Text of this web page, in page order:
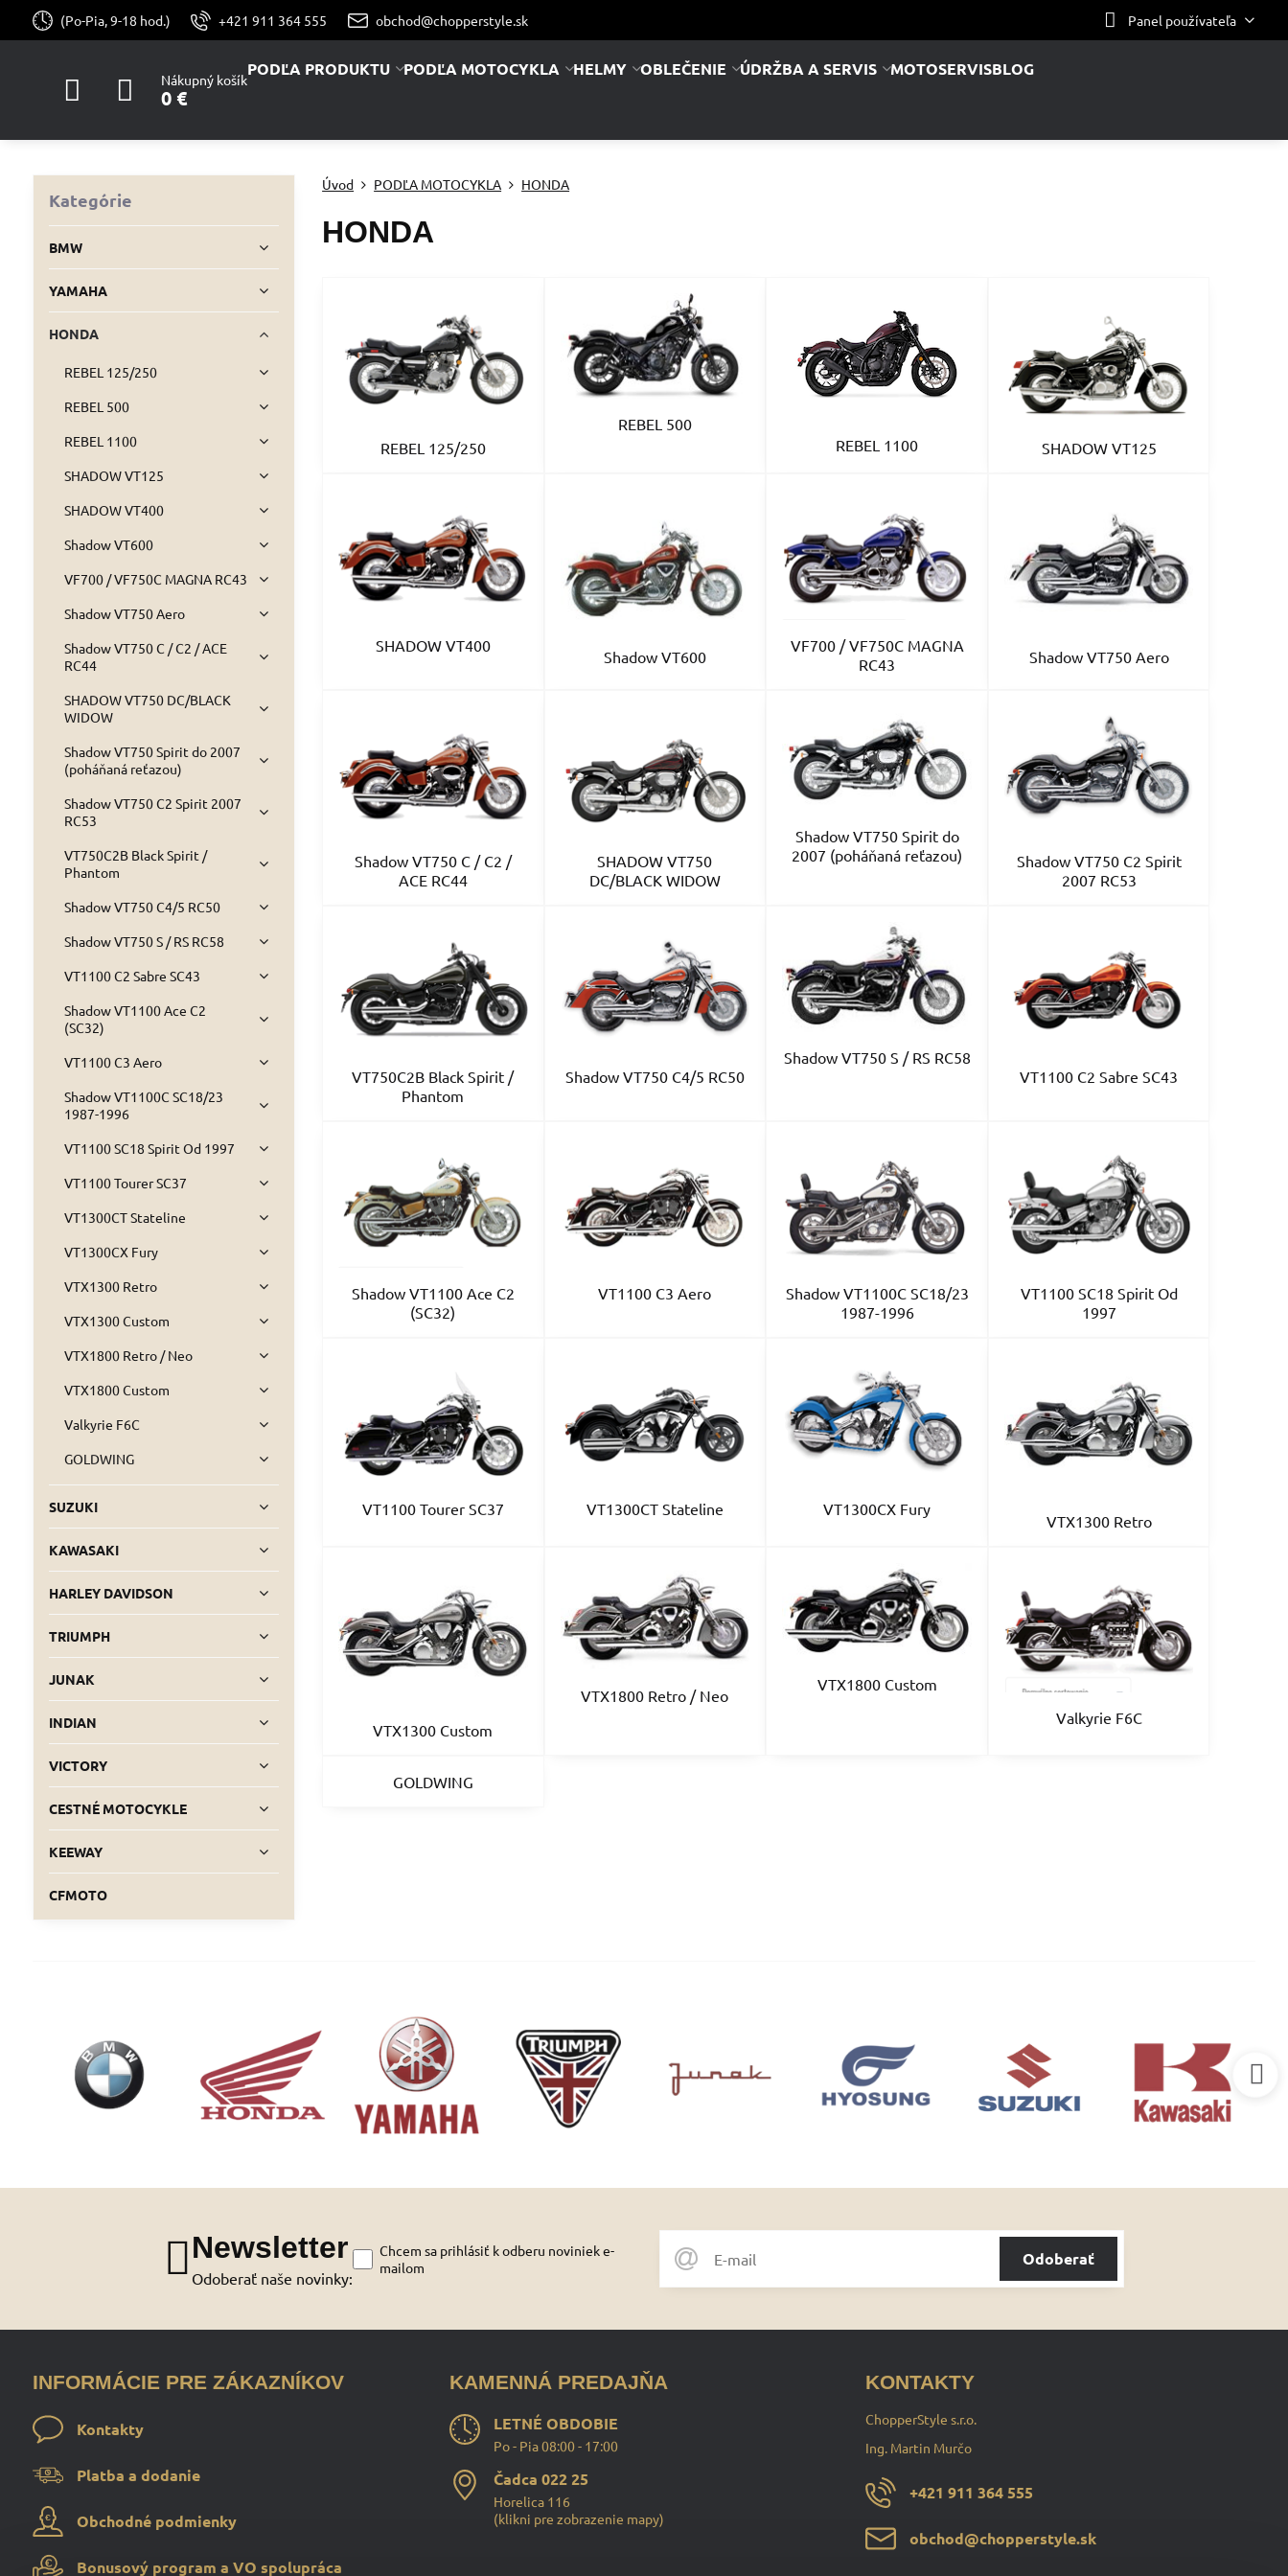
(Po-Pia, 9-18 hod.) +421 911 364 555 obchod@chopperstyle.sk Panel používateľa
Nákupný košík
0 €
PODĽA PRODUKTU PODĽA MOTOCYKLA HELMY OBLEČENIE ÚDRŽBA A SERVIS MOTOSERVISBLOG
Úvod PODĽA MOTOCYKLA HONDA
HONDA
REBEL 125/250
REBEL 500
REBEL 1100
SHADOW VT125
SHADOW VT400
Shadow VT600
VF700 / VF750C MAGNA
RC43
Shadow VT750 Aero
Shadow VT750 C / C2 /
ACE RC44
SHADOW VT750
DC/BLACK WIDOW
Shadow VT750 Spirit do
2007 (poháňaná reťazou)
Shadow VT750 C2 Spirit
2007 RC53
VT750C2B Black Spirit /
Phantom
Shadow VT750 C4/5 RC50
Shadow VT750 S / RS RC58
VT1100 C2 Sabre SC43
Shadow VT1100 Ace C2
(SC32)
VT1100 C3 Aero
Shadow VT1100C SC18/23
1987-1996
VT1100 SC18 Spirit Od
1997
VT1100 Tourer SC37 VT1300CT Stateline VT1300CX Fury
VTX1300 Retro
VTX1300 Custom
VTX1800 Retro / Neo
VTX1800 Custom
Valkyrie F6C
GOLDWING
Kategórie
BMW
YAMAHA
HONDA
REBEL 125/250
REBEL 500
REBEL 1100
SHADOW VT125
SHADOW VT400
Shadow VT600
VF700 / VF750C MAGNA RC43
Shadow VT750 Aero
Shadow VT750 C / C2 / ACE
RC44
SHADOW VT750 DC/BLACK
WIDOW
Shadow VT750 Spirit do 2007
(poháňaná reťazou)
Shadow VT750 C2 Spirit 2007
RC53
VT750C2B Black Spirit /
Phantom
Shadow VT750 C4/5 RC50
Shadow VT750 S / RS RC58
VT1100 C2 Sabre SC43
Shadow VT1100 Ace C2
(SC32)
VT1100 C3 Aero
Shadow VT1100C SC18/23
1987-1996
VT1100 SC18 Spirit Od 1997
VT1100 Tourer SC37
VT1300CT Stateline
VT1300CX Fury
VTX1300 Retro
VTX1300 Custom
VTX1800 Retro / Neo
VTX1800 Custom
Valkyrie F6C
GOLDWING
SUZUKI
KAWASAKI
HARLEY DAVIDSON
TRIUMPH
JUNAK
INDIAN
VICTORY
CESTNÉ MOTOCYKLE
KEEWAY
CFMOTO
Newsletter
Odoberať naše novinky:
Odoberať
Chcem sa prihlásiť k odberu noviniek e-
mailom
INFORMÁCIE PRE ZÁKAZNÍKOV
Kontakty
Platba a dodanie
Obchodné podmienky
Bonusový program a VO spolupráca
KAMENNÁ PREDAJŇA
LETNÉ OBDOBIE
Po - Pia 08:00 - 17:00
Čadca 022 25
Horelica 116
(klikni pre zobrazenie mapy)
KONTAKTY
ChopperStyle s.r.o.
Ing. Martin Murčo
+421 911 364 555
obchod​@chopperstyle​.sk